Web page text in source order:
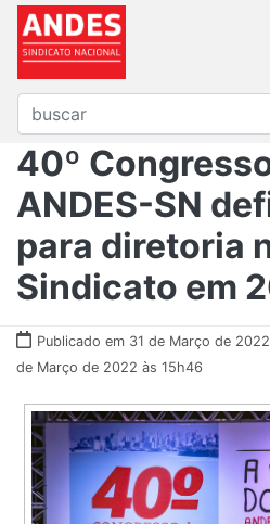
40º
ANDES-SN
para diretoria
Sindicato em
Publicado em 31 de Março de
de Março de 2022 às 15h46